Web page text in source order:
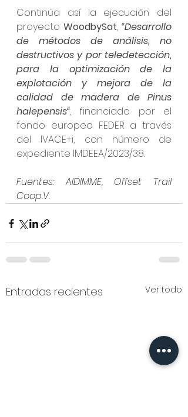
Continúa así la ejecución del
proyecto WoodbySat, “Desarrollo
de métodos de análisis, no
destructivos y por teledetección,
para la optimización de la
explotación y mejora de la
calidad de madera de Pinus
halepensis“, financiado por el
fondo europeo FEDER a través
del IVACE+i, con número de
expediente IMDEEA/2023/38.
Fuentes: AIDIMME, Offset Trail
Coop.V.
Entradas recientes Ver todo